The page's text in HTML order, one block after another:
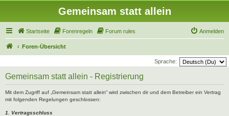
Gemeinsam statt allein
Startseite Forenregeln Forum rules Anmelden
Foren-Übersicht
Sprache:
Gemeinsam statt allein - Registrierung
Mit dem Zugriff auf „Gemeinsam statt allein“ wird zwischen dir und dem Betreiber ein Vertrag
mit folgenden Regelungen geschlossen:
1. Vertragsschluss